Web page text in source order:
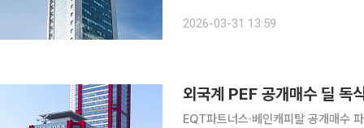
앞서 두 차례에 걸친 블록딜을 통해
2026-03-31 13:59
외국계 PEF 공개매수 딜 독
EQT파트너스·베인캐피탈 공개매수